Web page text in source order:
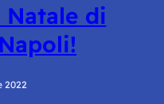
di
2022